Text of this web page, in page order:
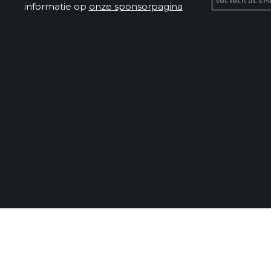
informatie op onze sponsorpagina